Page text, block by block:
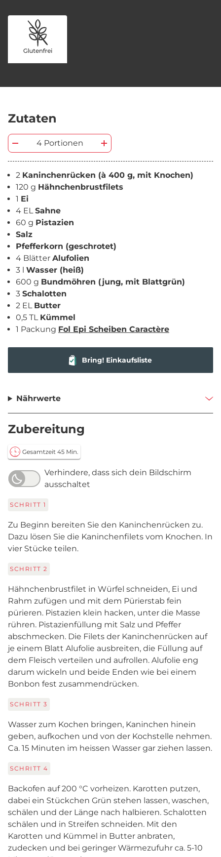
Glutenfrei
Zutaten
4 Portionen
2 Kaninchenrücken (à 400 g, mit Knochen)
120 g Hähnchenbrustfilets
1 Ei
4 ELSahne
60 g Pistazien
Salz
Pfefferkorn (geschrotet)
4 Blätter Alufolien
3 l Wasser (heiß)
600 g Bundmöhren (jung, mit Blattgrün)
3 Schalotten
2 EL Butter
0,5 TL Kümmel
1 Packung Fol Epi Scheiben Caractère
Bring! Einkaufsliste
Nährwerte
Zubereitung
Gesamtzeit 45 Min.
Verhindere, dass sich dein Bildschirm
ausschaltet
SCHRITT 1
Zu Beginn bereiten Sie den Kaninchenrücken zu.
Dazu lösen Sie die Kaninchenfilets vom Knochen. In
vier Stücke teilen.
SCHRITT 2
Hähnchenbrustfilet in Würfel schneiden, Ei und
Rahm zufügen und mit dem Pürierstab fein
pürieren. Pistazien klein hacken, unter die Masse
rühren. Pistazienfüllung mit Salz und Pfeffer
abschmecken. Die Filets der Kaninchenrücken auf
je einem Blatt Alufolie ausbreiten, die Füllung auf
dem Fleisch verteilen und aufrollen. Alufolie eng
darum wickeln und beide Enden wie bei einem
Bonbon fest zusammendrücken.
SCHRITT 3
Wasser zum Kochen bringen, Kaninchen hinein
geben, aufkochen und von der Kochstelle nehmen.
Ca. 15 Minuten im heissen Wasser gar ziehen lassen.
SCHRITT 4
Backofen auf 200 °C vorheizen. Karotten putzen,
dabei ein Stückchen Grün stehen lassen, waschen,
schälen und der Länge nach halbieren. Schalotten
schälen und in Streifen schneiden. Mit den
Karotten und Kümmel in Butter anbraten,
zudecken und bei geringer Wärmezufuhr ca. 5-10